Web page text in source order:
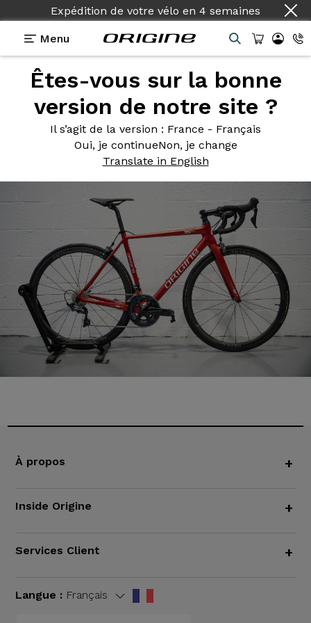
Expédition de votre vélo en 4 semaines
Menu
Êtes-vous sur la bonne
version de notre site ?
Il s’agit de la version : France - Français
Oui, je continueNon, je change
Translate in English
Photos> Axxome RS Evo Rouge Flamme Satiné
Axxome RS Evo Rouge
Flamme Satiné
À propos +
Inside Origine +
Services Client +
Langue : Français